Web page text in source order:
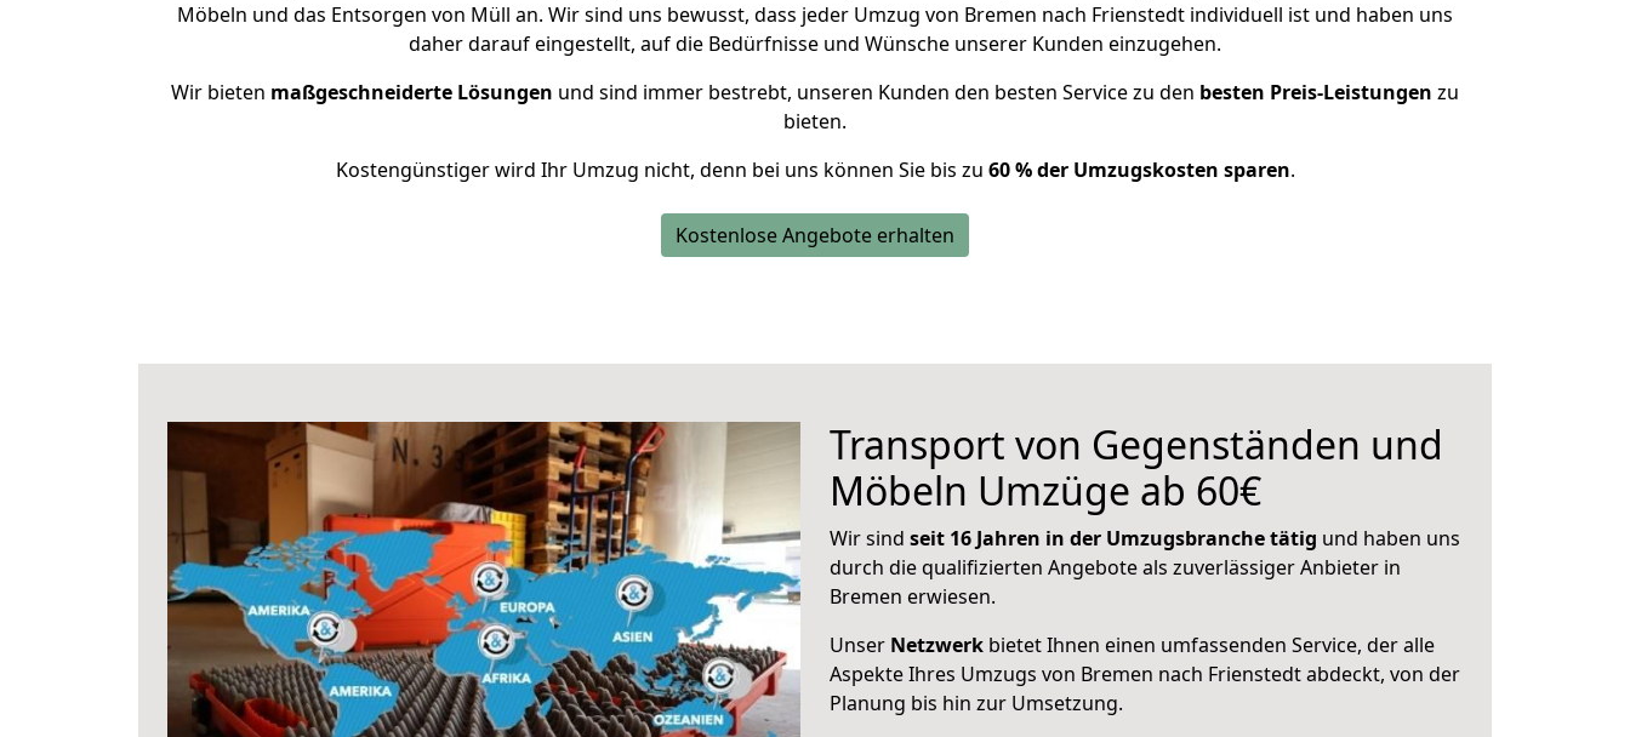
Möbeln und das Entsorgen von Müll an. Wir sind uns bewusst, dass jeder Umzug von Bremen nach Frienstedt individuell ist und haben uns
daher darauf eingestellt, auf die Bedürfnisse und Wünsche unserer Kunden einzugehen.
Wir bieten maßgeschneiderte Lösungen und sind immer bestrebt, unseren Kunden den besten Service zu den besten Preis-Leistungen zu
bieten.
Kostengünstiger wird Ihr Umzug nicht, denn bei uns können Sie bis zu 60 % der Umzugskosten sparen.
Kostenlose Angebote erhalten
Transport von Gegenständen und
Möbeln Umzüge ab 60€
Wir sind seit 16 Jahren in der Umzugsbranche tätig und haben uns
durch die qualifizierten Angebote als zuverlässiger Anbieter in
Bremen erwiesen.
Unser Netzwerk bietet Ihnen einen umfassenden Service, der alle
Aspekte Ihres Umzugs von Bremen nach Frienstedt abdeckt, von der
Planung bis hin zur Umsetzung.